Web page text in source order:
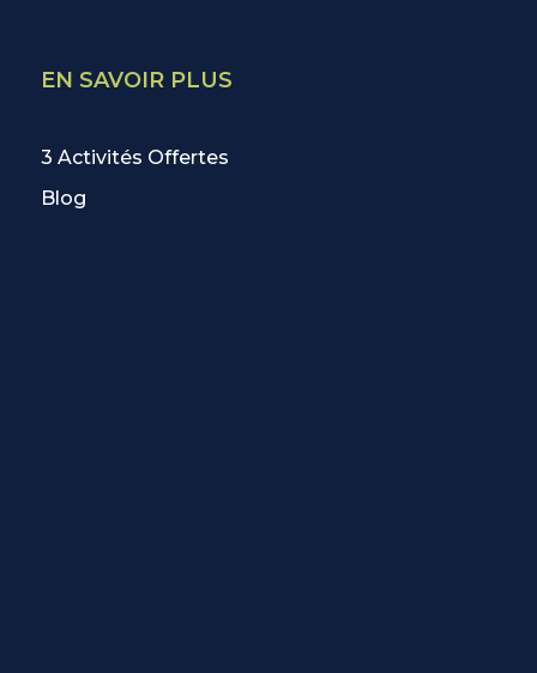
EN SAVOIR PLUS
3 Activités Offertes
Blog